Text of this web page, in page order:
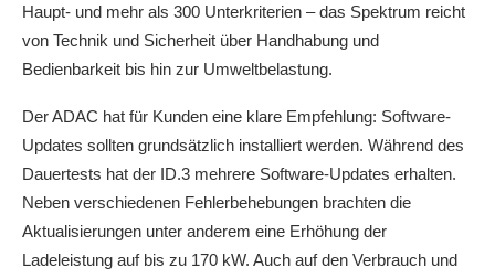
Haupt- und mehr als 300 Unterkriterien – das Spektrum reicht
von Technik und Sicherheit über Handhabung und
Bedienbarkeit bis hin zur Umweltbelastung.
Der ADAC hat für Kunden eine klare Empfehlung: Software-
Updates sollten grundsätzlich installiert werden. Während des
Dauertests hat der ID.3 mehrere Software-Updates erhalten.
Neben verschiedenen Fehlerbehebungen brachten die
Aktualisierungen unter anderem eine Erhöhung der
Ladeleistung auf bis zu 170 kW. Auch auf den Verbrauch und